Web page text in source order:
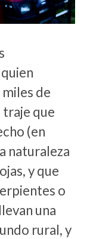
de
traje que
(en
naturaleza
y que
o
una
rural, y